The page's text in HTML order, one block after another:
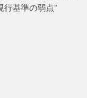
行基準の弱点”